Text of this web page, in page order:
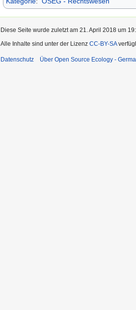
Diese Seite wurde zuletzt am 21. April 2018 um
Alle Inhalte sind unter der Lizenz CC-BY-SA
Datenschutz Über Open Source Ecology -